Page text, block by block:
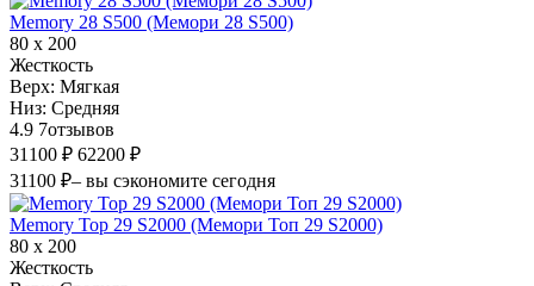
Memory 28 S500 (Мемори 28 S500)
80 х 200
Жесткость
Верх: Мягкая
Низ: Средняя
4.9 7отзывов
31100 ₽ 62200 ₽
31100 ₽– вы сэкономите сегодня
Memory Top 29 S2000 (Мемори Топ 29 S2000)
80 х 200
Жесткость